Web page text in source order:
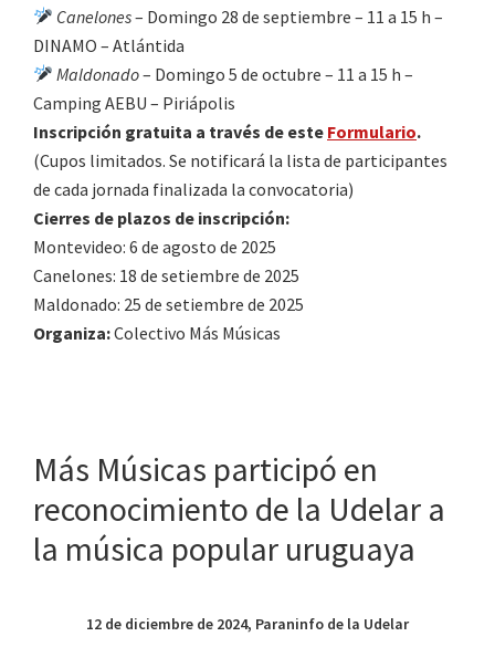
Canelones– Domingo 28 de septiembre – 11 a 15 h –
DINAMO – Atlántida
Maldonado– Domingo 5 de octubre – 11 a 15 h –
Camping AEBU – Piriápolis
Inscripción gratuita a través de este Formulario.
(Cupos limitados. Se notificará la lista de participantes
de cada jornada finalizada la convocatoria)
Cierres de plazos de inscripción:
Montevideo: 6 de agosto de 2025
Canelones: 18 de setiembre de 2025
Maldonado: 25 de setiembre de 2025
Organiza:Colectivo Más Músicas
Más Músicas participó en
reconocimiento de la Udelar a
la música popular uruguaya
12 de diciembre de 2024, Paraninfo de la Udelar